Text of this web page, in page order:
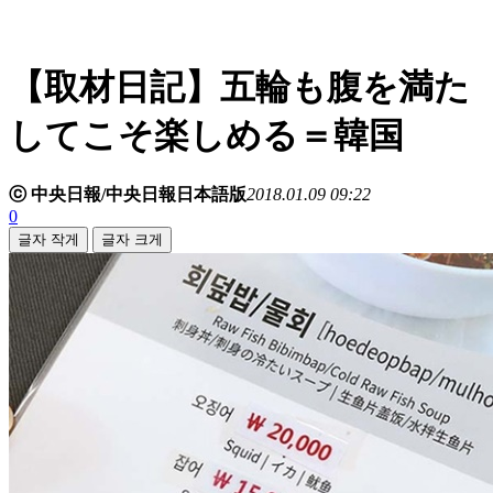
【取材日記】五輪も腹を満た
してこそ楽しめる＝韓国
ⓒ 中央日報/中央日報日本語版2018.01.09 09:22
0
글자 작게 글자 크게